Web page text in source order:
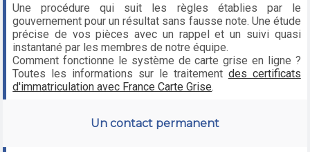
Une procédure qui suit les règles établies par le
gouvernement pour un résultat sans fausse note. Une étude
précise de vos pièces avec un rappel et un suivi quasi
instantané par les membres de notre équipe.
Comment fonctionne le système de carte grise en ligne ?
Toutes les informations sur le traitement des certificats
d'immatriculation avec France Carte Grise.
Un contact permanent